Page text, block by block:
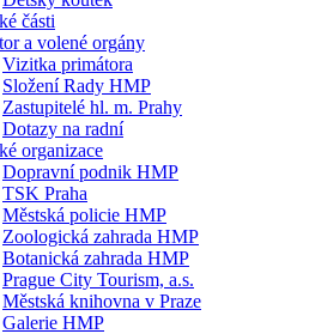
části
a volené orgány
Vizitka primátora
Složení Rady HMP
Zastupitelé hl. m. Prahy
Dotazy na radní
organizace
Dopravní podnik HMP
TSK Praha
Městská policie HMP
Zoologická zahrada HMP
Botanická zahrada HMP
Prague City Tourism, a.s.
Městská knihovna v Praze
Galerie HMP